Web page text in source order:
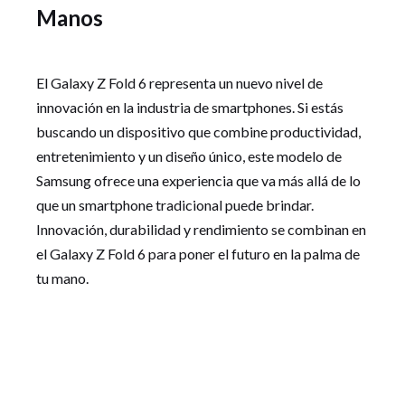
Manos
El Galaxy Z Fold 6 representa un nuevo nivel de
innovación en la industria de smartphones. Si estás
buscando un dispositivo que combine productividad,
entretenimiento y un diseño único, este modelo de
Samsung ofrece una experiencia que va más allá de lo
que un smartphone tradicional puede brindar.
Innovación, durabilidad y rendimiento se combinan en
el Galaxy Z Fold 6 para poner el futuro en la palma de
tu mano.